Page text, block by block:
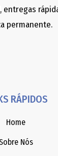
permanente.
RÁPIDOS
Home
Nós